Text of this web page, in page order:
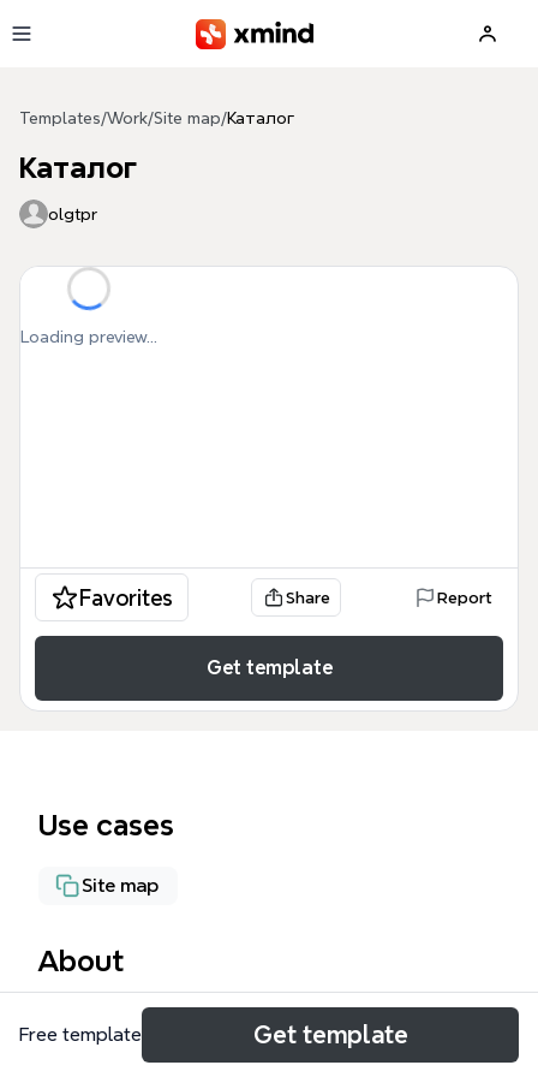
Templates/Work/Site map/Каталог
Каталог
olgtpr
Loading preview...
Favorites Share Report
Get template
Use cases
Site map
About
Каталог — это структурированная mind map для
электротехнического ассортимента,
Free template Get template